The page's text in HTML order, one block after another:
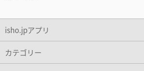
isho.jpアプリ
カテゴリー